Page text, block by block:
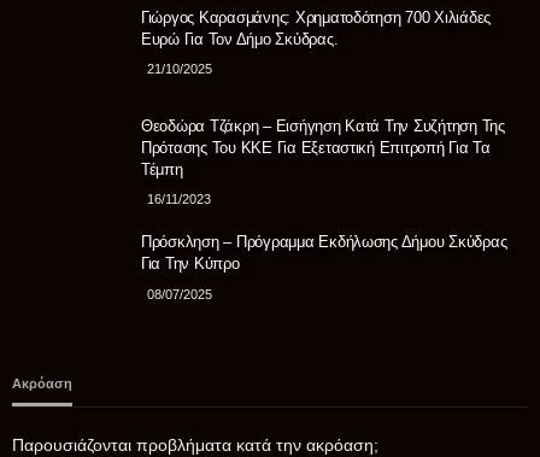
Γιώργος Καρασμάνης: Χρηματοδότηση 700 Χιλιάδες
Ευρώ Για Τον Δήμο Σκύδρας.
21/10/2025
Θεοδώρα Τζάκρη – Εισήγηση Κατά Την Συζήτηση Της
Πρότασης Του ΚΚΕ Για Εξεταστική Επιτροπή Για Τα
Τέμπη
16/11/2023
Πρόσκληση – Πρόγραμμα Εκδήλωσης Δήμου Σκύδρας
Για Την Κύπρο
08/07/2025
Ακρόαση
Παρουσιάζονται προβλήματα κατά την ακρόαση;